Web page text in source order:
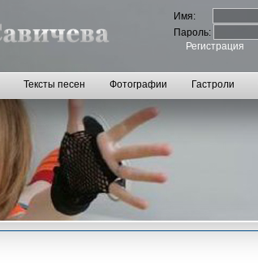
Имя:
Пароль:
Регистрация
Тексты песен Фотографии Гастроли